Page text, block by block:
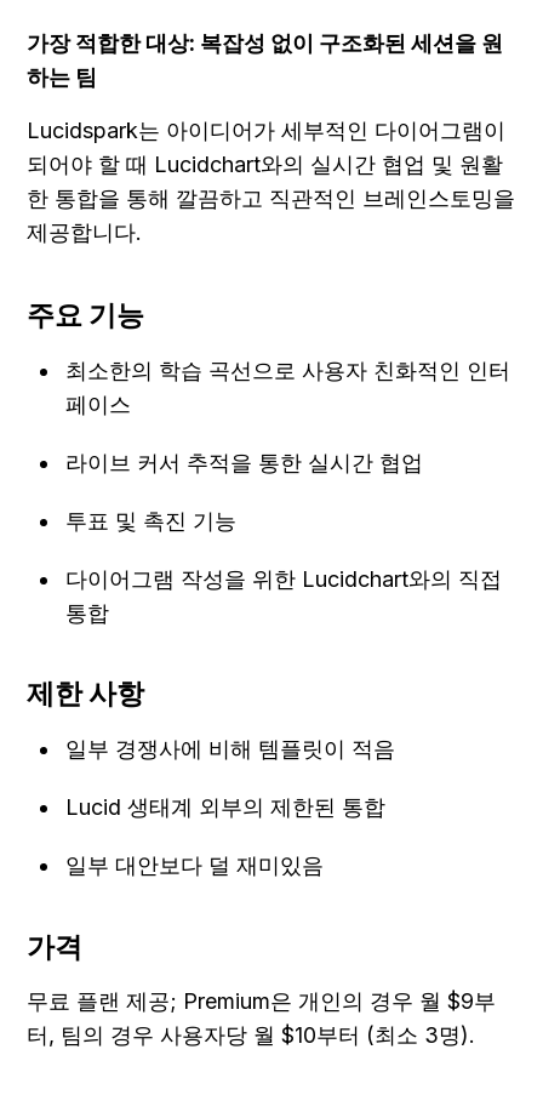
가장 적합한 대상: 복잡성 없이 구조화된 세션을 원
하는 팀
Lucidspark는 아이디어가 세부적인 다이어그램이
되어야 할 때 Lucidchart와의 실시간 협업 및 원활
한 통합을 통해 깔끔하고 직관적인 브레인스토밍을
제공합니다.
주요 기능
최소한의 학습 곡선으로 사용자 친화적인 인터
페이스
라이브 커서 추적을 통한 실시간 협업
투표 및 촉진 기능
다이어그램 작성을 위한 Lucidchart와의 직접
통합
제한 사항
일부 경쟁사에 비해 템플릿이 적음
Lucid 생태계 외부의 제한된 통합
일부 대안보다 덜 재미있음
가격
무료 플랜 제공; Premium은 개인의 경우 월 $9부
터, 팀의 경우 사용자당 월 $10부터 (최소 3명).